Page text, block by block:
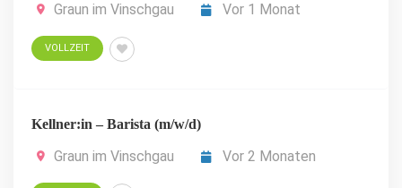
Graun im Vinschgau Vor 1 Monat
VOLLZEIT
Kellner:in – Barista (m/w/d)
Graun im Vinschgau Vor 2 Monaten